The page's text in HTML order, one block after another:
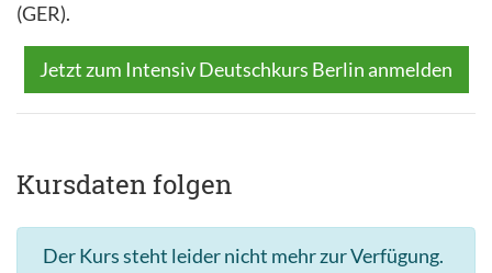
(GER).
Jetzt zum Intensiv Deutschkurs Berlin anmelden
Kursdaten folgen
Der Kurs steht leider nicht mehr zur Verfügung.